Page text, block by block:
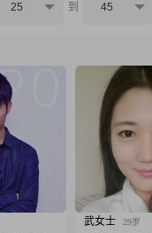
25 到 45
武女士 29岁